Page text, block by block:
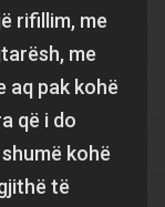
rifillim, me
me
aq pak kohë
që i do
kohë
të